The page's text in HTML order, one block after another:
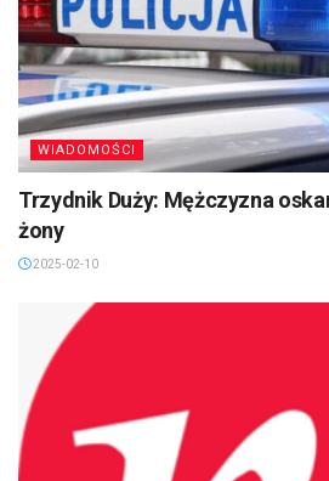
WIADOMOŚCI
Trzydnik Duży: Mężczyzna
żony
2025-02-10